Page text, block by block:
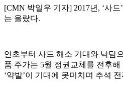
[CMN 박일우 기자] 2017년, ‘사
는 올랐다.
연초부터 사드 해소 기대와 낙담
품 주가는 5월 정권교체를 전후
‘약발’이 기대에 못미치며 추석